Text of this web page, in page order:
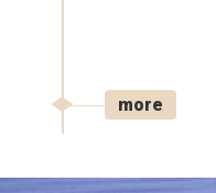
more